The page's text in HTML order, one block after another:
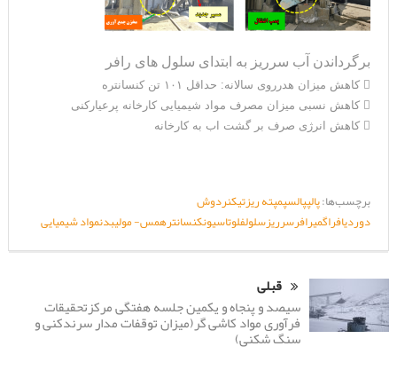
برگرداندن آب سرریز به ابتدای سلول های رافر
 کاهش میزان هدرروی سالانه: حداقل ۱۰۱ تن کنسانتره
 کاهش نسبی میزان مصرف مواد شیمیایی کارخانه پرعیارکنی
 کاهش انرژی صرف بر گشت اب به کارخانه
برچسب‌ها:پالپپالسپمپته ریزتیکنردوش
دوردیافراگمیرافرسرریزسلولفلوتاسیونکنسانترهمس- مولیبدنمواد شیمیایی
قبلی
سیصد و پنجاه و یکمین جلسه هفتگی مرکزتحقیقات
فرآوری مواد کاشی گر(میزان توقفات مدار سرندکنی و
سنگ شکنی)